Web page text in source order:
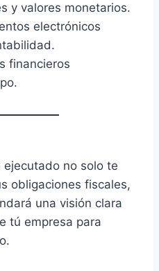
y valores monetarios.
electrónicos
financieros
no solo te
obligaciones fiscales,
una visión clara
tú empresa para